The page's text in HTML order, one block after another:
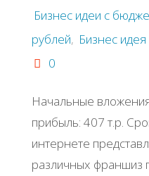
Бизнес идеи с
рублей, Бизнес идея
0
Начальные
прибыль: 407 т.р.
интернете
различных франшиз